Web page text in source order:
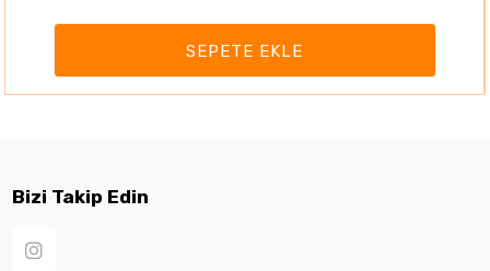
SEPETE EKLE
Bizi Takip Edin